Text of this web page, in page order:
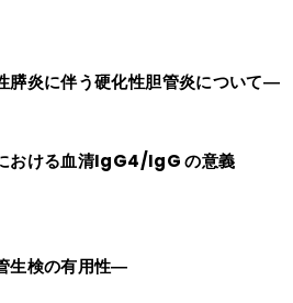
炎に伴う硬化性胆管炎について―
おける血清IgG4/IgG の意義
生検の有用性―